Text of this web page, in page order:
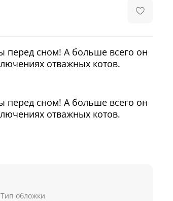
перед сном! А больше всего он
отважных котов.
перед сном! А больше всего он
отважных котов.
сильным и смелым! Но Шмяк
Вот, например, вчера ему
пугающий сон?
Тип обложки